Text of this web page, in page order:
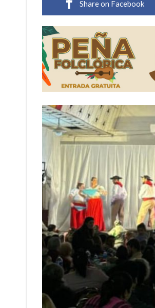
Comienza una
Share on Facebook